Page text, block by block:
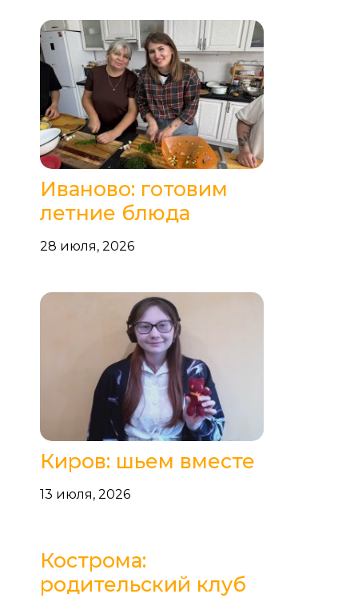
Иваново: готовим
летние блюда
28 июля, 2026
Киров: шьем вместе
13 июля, 2026
Кострома:
родительский клуб